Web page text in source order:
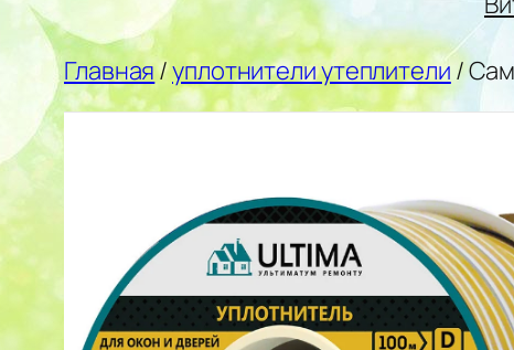
Главная/уплотнители утеплители /